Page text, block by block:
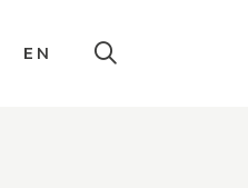
EN